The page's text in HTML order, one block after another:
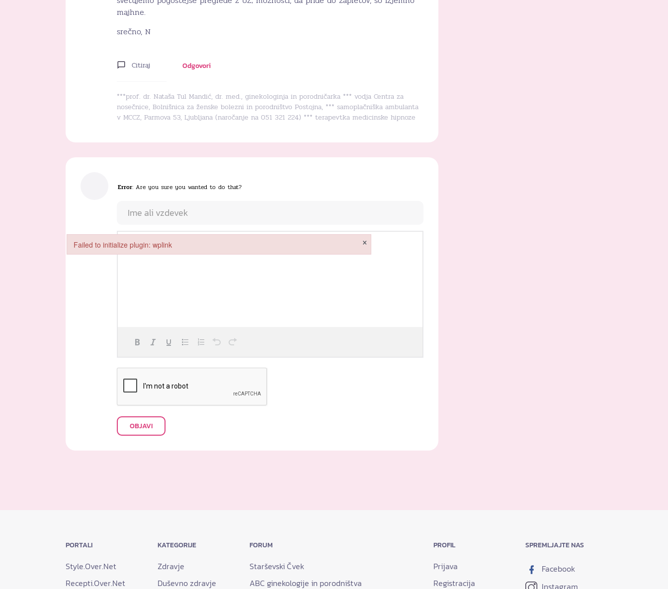
majhne.
srečno, N
Citiraj Odgovori
***prof. dr. Nataša Tul Mandić, dr. med., ginekologinja in porodničarka *** vodja Centra za
nosečnice, Bolnišnica za ženske bolezni in porodništvo Postojna, *** samoplačniška ambulanta
v MCCZ, Parmova 53, Ljubljana (naročanje na 051 321 224) *** terapevtka medicinske hipnoze
Error: Are you sure you wanted to do that?
OBJAVI
PORTALI
Style.Over.Net
Recepti.Over.Net
KATEGORIJE
Zdravje
Duševno zdravje
FORUM
Starševski Čvek
ABC ginekologije in porodništva
PROFIL
Prijava
Registracija
SPREMLJAJTE NAS
Facebook
Instagram
Failed to initialize plugin: wplink ×
Failed to initialize plugin: wplink